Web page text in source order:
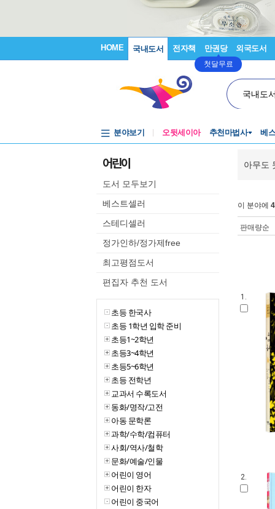
HOME 국내도서 전자책 만권당
첫달무료
외국도서
국내도
분야보기 오뒷세이아 추천마법사 베
어린이
도서 모두보기
베스트셀러
스테디셀러
정가인하/정가제free
최고평점도서
편집자 추천 도서
초등 한국사
초등 1학년 입학 준비
초등1~2학년
초등3~4학년
초등5~6학년
초등 전학년
교과서 수록도서
동화/명작/고전
아동 문학론
과학/수학/컴퓨터
사회/역사/철학
문화/예술/인물
어린이 영어
어린이 한자
어린이 중국어
아무도
이 분야에
판매량순
1.
2.